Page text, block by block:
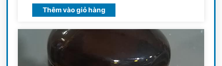
Thêm vào giỏ hàng